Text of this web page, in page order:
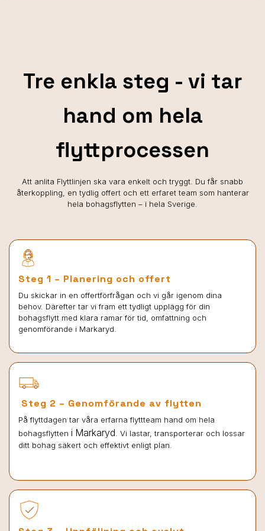
Tre enkla steg - vi tar
hand om hela
flyttprocessen
Att anlita Flyttlinjen ska vara enkelt och tryggt. Du får snabb
återkoppling, en tydlig offert och ett erfaret team som hanterar
hela bohagsflytten – i hela Sverige.
Steg 1 – Planering och offert
Du skickar in en offertförfrågan och vi går igenom dina
behov. Därefter tar vi fram ett tydligt upplägg för din
bohagsflytt med klara ramar för tid, omfattning och
genomförande i Markaryd.
Steg 2 – Genomförande av flytten
På flyttdagen tar våra erfarna flyttteam hand om hela
bohagsflytten i Markaryd . Vi lastar, transporterar och lossar
ditt bohag säkert och effektivt enligt plan.